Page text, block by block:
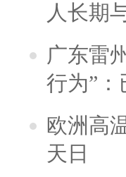
人长期
广东雷
行为”
欧洲高
天日